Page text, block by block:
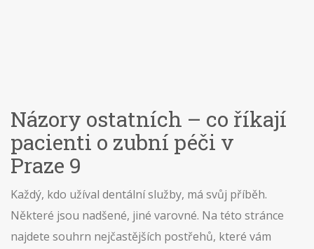
Názory ostatních – co říkají
pacienti o zubní péči v
Praze 9
Každý, kdo užíval dentální služby, má svůj příběh.
Některé jsou nadšené, jiné varovné. Na této stránce
najdete souhrn nejčastějších postřehů, které vám